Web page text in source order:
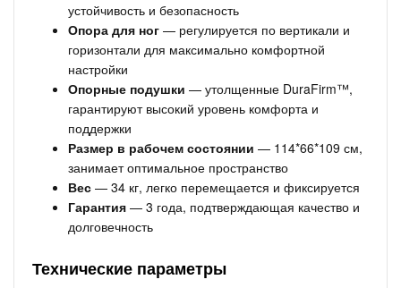
устойчивость и безопасность
Опора для ног — регулируется по вертикали и
горизонтали для максимально комфортной
настройки
Опорные подушки — утолщенные DuraFirm™,
гарантируют высокий уровень комфорта и
поддержки
Размер в рабочем состоянии — 114*66*109 см,
занимает оптимальное пространство
Вес — 34 кг, легко перемещается и фиксируется
Гарантия — 3 года, подтверждающая качество и
долговечность
Технические параметры